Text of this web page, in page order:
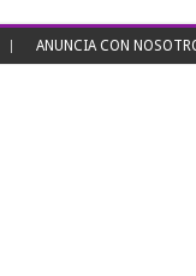
ANUNCIA CON